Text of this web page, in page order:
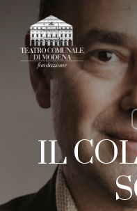
main
content
IL